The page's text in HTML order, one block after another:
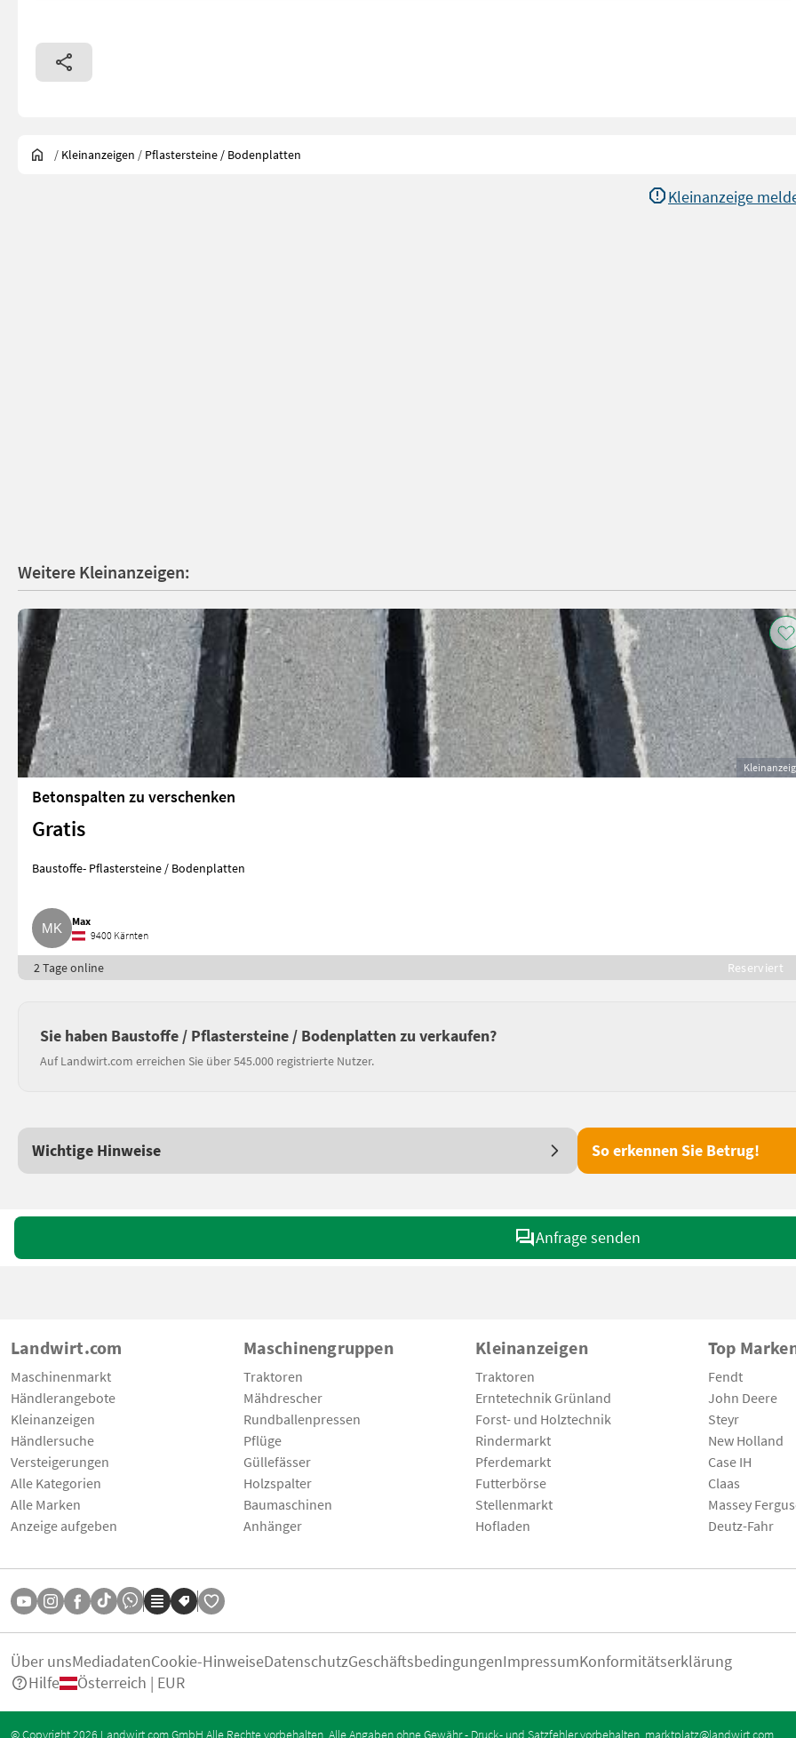
/ Kleinanzeigen / Pflastersteine / Bodenplatten
Kleinanzeige
Weitere Kleinanzeigen:
Betonspalten zu verschenken
Gratis
Baustoffe- Pflastersteine / Bodenplatten
Max
9400 Kärnten
2 Tage online Reserviert
Sie haben Baustoffe / Pflastersteine / Bodenplatten zu verkaufen?
Auf Landwirt.com erreichen Sie über 545.000 registrierte Nutzer.
Wichtige Hinweise So erkennen Sie Betrug!
Anfrage senden
Landwirt.com
Maschinenmarkt
Händlerangebote
Kleinanzeigen
Händlersuche
Versteigerungen
Alle Kategorien
Alle Marken
Anzeige aufgeben
Maschinengruppen
Traktoren
Mähdrescher
Rundballenpressen
Pflüge
Güllefässer
Holzspalter
Baumaschinen
Anhänger
Kleinanzeigen
Traktoren
Erntetechnik Grünland
Forst- und Holztechnik
Rindermarkt
Pferdemarkt
Futterbörse
Stellenmarkt
Hofladen
Top
Fendt
John Deere
Steyr
New Holland
Case IH
Claas
Massey
Deutz-Fahr
Über unsMediadatenCookie-HinweiseDatenschutzGeschäftsbedingungenImpressumKonformitätserklärung
Hilfe
Österreich | EUR
© Copyright 2026 Landwirt.com GmbH Alle Rechte vorbehalten. Alle Angaben ohne Gewähr - Druck- und Satzfehler vorbehalten. marktplatz@landwirt.com